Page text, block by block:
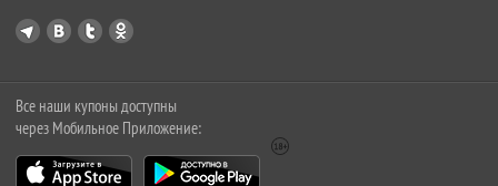
Все наши купоны доступны
через Мобильное Приложение: